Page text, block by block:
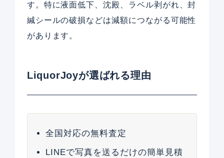
す。特に液面低下、沈殿、ラベル剥がれ、封
緘シールの破損などは減額につながる可能性
があります。
LiquorJoyが選ばれる理由
全国対応の無料査定
LINEで写真を送るだけの簡単見積